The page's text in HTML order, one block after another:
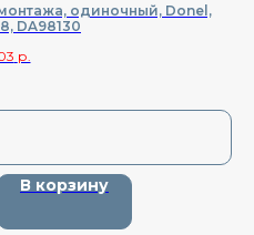
одиночный, Donel,
DA98130
р.
В корзину